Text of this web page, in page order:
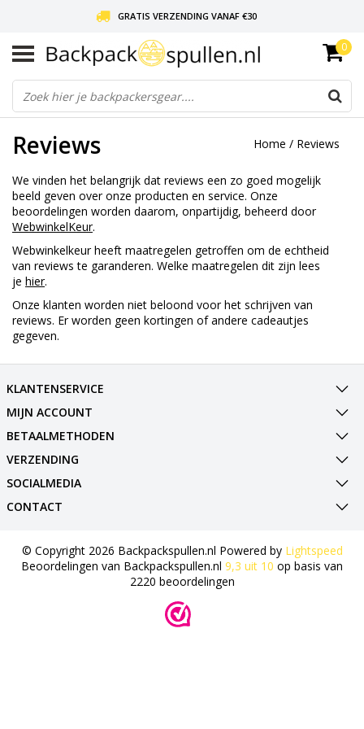
GRATIS VERZENDING VANAF €30
LIEFDE VOOR BACKPACKEN!
30 DAGEN GRATIS RETOUR
0
Reviews Home / Reviews
We vinden het belangrijk dat reviews een zo goed mogelijk
beeld geven over onze producten en service. Onze
beoordelingen worden daarom, onpartijdig, beheerd door
WebwinkelKeur.
Webwinkelkeur heeft maatregelen getroffen om de echtheid
van reviews te garanderen. Welke maatregelen dit zijn lees
je hier.
Onze klanten worden niet beloond voor het schrijven van
reviews. Er worden geen kortingen of andere cadeautjes
gegeven.
KLANTENSERVICE
MIJN ACCOUNT
BETAALMETHODEN
VERZENDING
SOCIALMEDIA
CONTACT
© Copyright 2026 Backpackspullen.nl Powered by Lightspeed
Beoordelingen van Backpackspullen.nl 9,3 uit 10 op basis van
2220 beoordelingen